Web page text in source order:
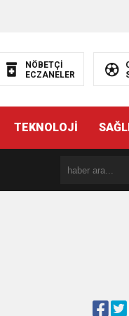
NÖBETÇİ
ECZANELER
TEKNOLOJİ